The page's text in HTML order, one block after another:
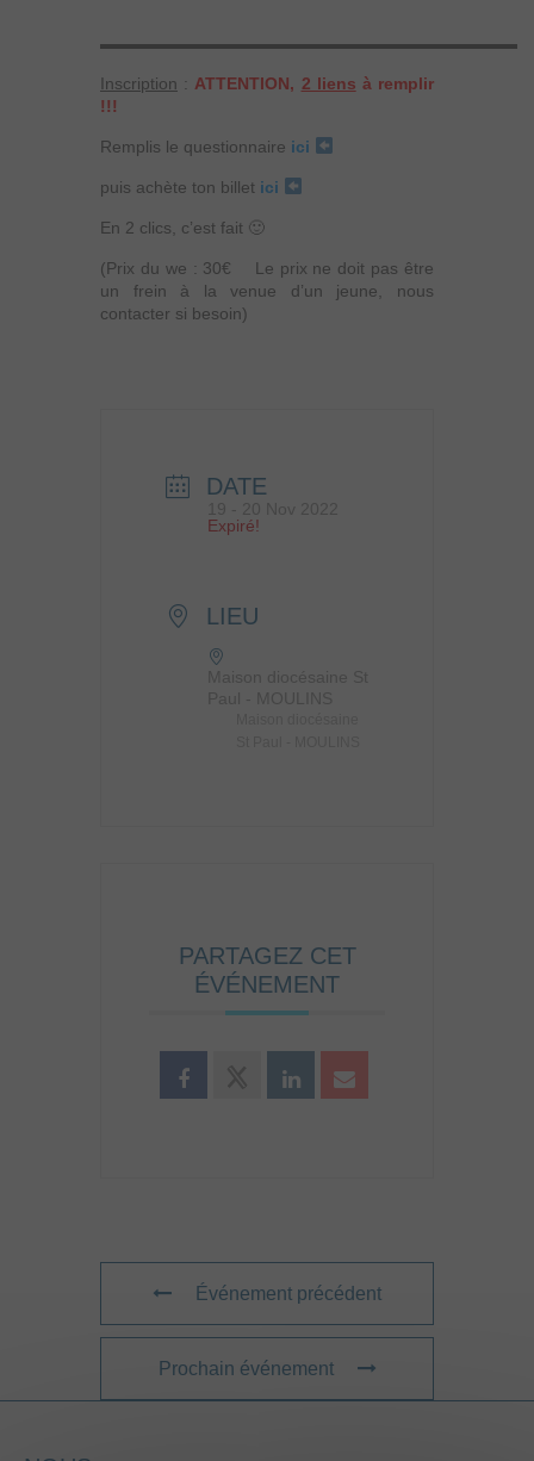
▬▬▬▬▬▬▬▬▬▬▬▬▬▬▬▬▬▬▬▬▬▬▬▬▬
Inscription : ATTENTION, 2 liens à remplir
!!!
Remplis le questionnaire ici
puis achète ton billet ici
En 2 clics, c’est fait 🙂
(Prix du we : 30€ Le prix ne doit pas être
un frein à la venue d’un jeune, nous
contacter si besoin)
DATE
Expiré!
LIEU
PARTAGEZ CET
ÉVÉNEMENT
Événement précédent
Prochain événement